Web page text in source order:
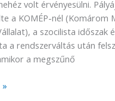
volt érvényesülni.
a KOMÉP-nél (Komárom
a szocilista időszak
a rendszerváltás után
a megszűnő